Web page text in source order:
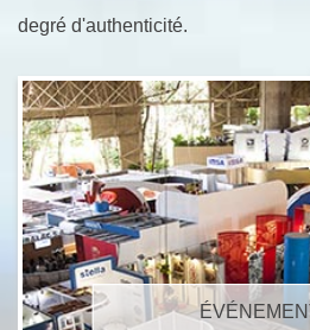
degré d'authenticité.